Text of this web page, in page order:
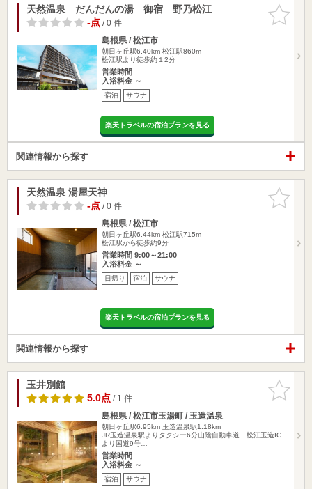
お気に入
りに追加
天然温泉 だんだんの湯 御宿 野乃松江
-点/ 0 件
島根県 / 松江市
朝日ヶ丘駅6.40km 松江駅860m
松江駅より徒歩約１2分
営業時間
入浴料金 ～
宿泊 サウナ
楽天トラベルの宿泊プランを見る
関連情報から探す
お気に入
りに追加
天然温泉 湯屋天神
-点/ 0 件
島根県 / 松江市
朝日ヶ丘駅6.44km 松江駅715m
松江駅から徒歩約9分
営業時間 9:00～21:00
入浴料金 ～
日帰り 宿泊 サウナ
楽天トラベルの宿泊プランを見る
関連情報から探す
お気に入
りに追加
玉井別館
5.0点/ 1 件
島根県 / 松江市玉湯町 / 玉造温泉
朝日ヶ丘駅6.95km 玉造温泉駅1.18km
JR玉造温泉駅よりタクシー6分山陰自動車道 松江玉造IC
より国道9号…
営業時間
入浴料金 ～
宿泊 サウナ